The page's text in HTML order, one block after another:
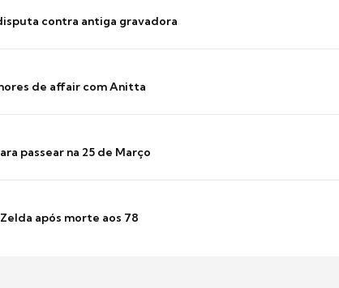
contra antiga gravadora
de affair com Anitta
passear na 25 de Março
após morte aos 78